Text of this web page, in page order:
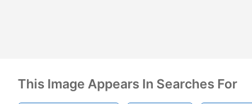
This Image Appears In Searches For